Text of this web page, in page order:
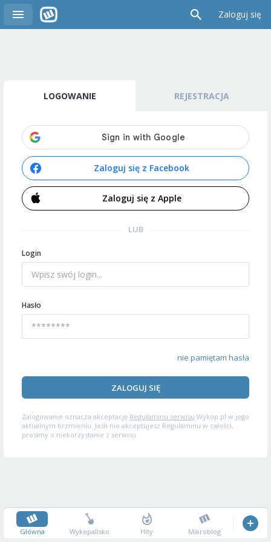
Zaloguj się
LOGOWANIE REJESTRACJA
Zaloguj się z Facebook
Zaloguj się z Apple
LUB
Login
Hasło
nie pamiętam hasła
ZALOGUJ SIĘ
Zalogowanie oznacza akceptację Regulaminu serwisu Wykop.pl w jego
aktualnym brzmieniu. Jeśli nie akceptujesz Regulaminu w całości,
prosimy o niekorzystanie z serwisu.
Główna Wykopalisko Hity Mikroblog